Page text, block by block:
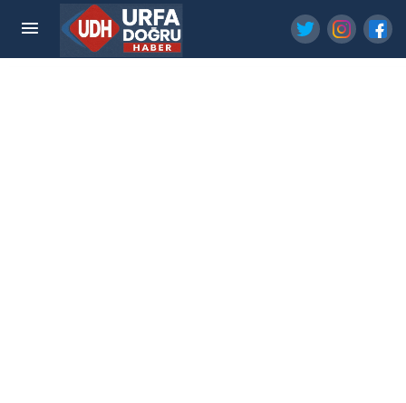
Şanlıurfa'da Teknofest Finali İçin Geri Sayım